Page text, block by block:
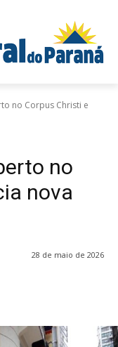
no Corpus Christi e
no
nova
28 de maio de 2026